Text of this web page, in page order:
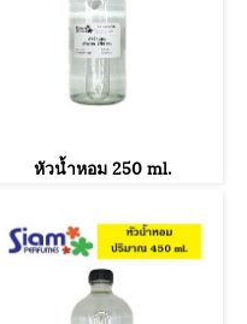
หัวน้ำหอม 250 ml.